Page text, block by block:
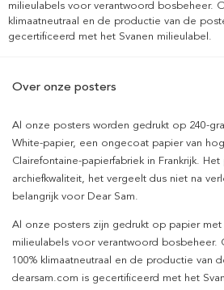
milieulabels voor verantwoord bosbeheer.
klimaatneutraal en de productie van de
gecertificeerd met het Svanen milieulabel.
Over onze posters
Al onze posters worden gedrukt op 240-
White-papier, een ongecoat papier van
Clairefontaine-papierfabriek in Frankrijk. Het
archiefkwaliteit, het vergeelt dus niet na
belangrijk voor Dear Sam.
Al onze posters zijn gedrukt op papier met
milieulabels voor verantwoord bosbeheer.
100% klimaatneutraal en de productie van
dearsam.com is gecertificeerd met het